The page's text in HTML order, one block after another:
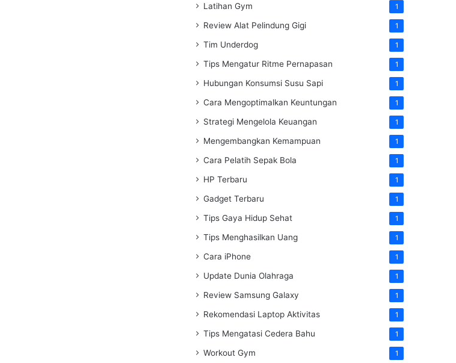
Latihan Gym 1
Review Alat Pelindung Gigi 1
Tim Underdog 1
Tips Mengatur Ritme Pernapasan 1
Hubungan Konsumsi Susu Sapi 1
Cara Mengoptimalkan Keuntungan 1
Strategi Mengelola Keuangan 1
Mengembangkan Kemampuan 1
Cara Pelatih Sepak Bola 1
HP Terbaru 1
Gadget Terbaru 1
Tips Gaya Hidup Sehat 1
Tips Menghasilkan Uang 1
Cara iPhone 1
Update Dunia Olahraga 1
Review Samsung Galaxy 1
Rekomendasi Laptop Aktivitas 1
Tips Mengatasi Cedera Bahu 1
Workout Gym 1